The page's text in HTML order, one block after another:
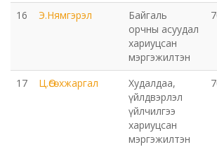
Эрдэнэт цэцэрлэгт хүрээлэн
Эрдэнэт шинжлэх ухаан,
16 Э.Нямгэрэл
Байгаль
орчны асуудал
хариуцсан
мэргэжилтэн
17 Ц.Өсөхжаргал
Худалдаа,
үйлдвэрлэл
үйлчилгээ
хариуцсан
мэргэжилтэн